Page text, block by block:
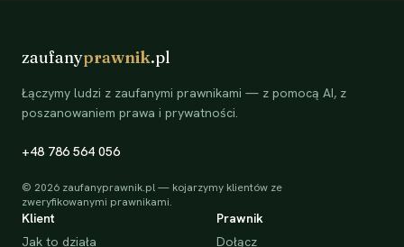
zaufanyprawnik.pl
Łączymy ludzi z zaufanymi prawnikami — z pomocą AI, z
poszanowaniem prawa i prywatności.
+48 786 564 056
© 2026 zaufanyprawnik.pl — kojarzymy klientów ze
zweryfikowanymi prawnikami.
Klient
Jak to działa
Prawnik
Dołącz